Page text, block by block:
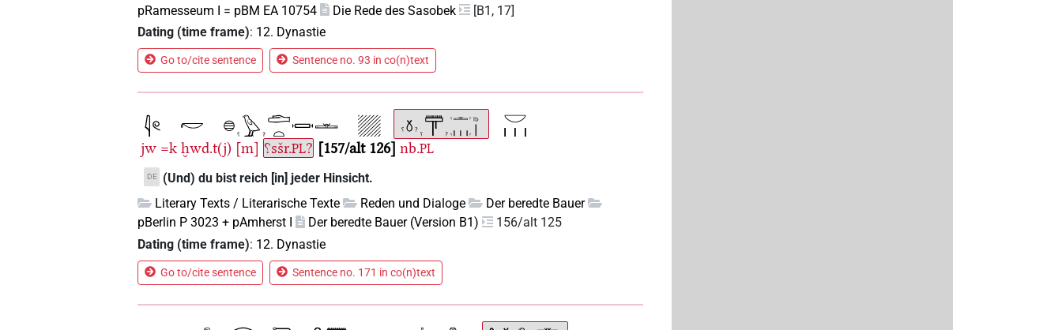
pRamesseum I = pBM EA 10754
Die Rede des Sasobek
[B1, 17]
Dating (time frame): 12. Dynastie
Go to/cite sentence Sentence no. 93 in co(n)text
jw =k ḫwd.t(j) [m] ⸮sšr.PL? 157/alt 126 nb.PL
DE
(Und) du bist reich [in] jeder Hinsicht.
Literary Texts / Literarische Texte
Reden und Dialoge
Der beredte Bauer
pBerlin P 3023 + pAmherst I
Der beredte Bauer (Version B1)
156/alt 125
Dating (time frame): 12. Dynastie
Go to/cite sentence Sentence no. 171 in co(n)text